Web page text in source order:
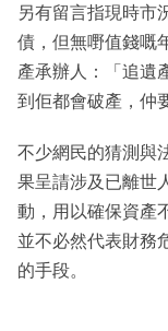
另有留言指現時市
債，但無嘢值錢嘅
產承辦人：「追遺
到佢都會破產，仲
不少網民的猜測與
果呈請涉及已離世
動，用以確保資產
並不必然代表財務
的手段。